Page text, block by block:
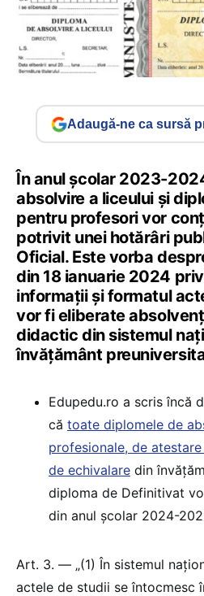
Adaugă-ne ca sursă
În anul școlar 2023-
absolvire a liceului și
pentru profesori vor
potrivit unei hotărâri
Oficial. Este vorba
din 18 ianuarie 2024
informații și formatul
vor fi eliberate
didactic din sistemul
învățământ
Edupedu.ro a scris încă
că toate diplomele de
profesionale, de
de echivalare din
diploma de Definitivat
din anul școlar 2024-
Art. 3. — „(1) În sistemul
actele de studii se întocmesc